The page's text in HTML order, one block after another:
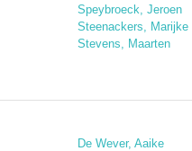
Speybroeck, Jeroen
Steenackers, Marijke
Stevens, Maarten
De Wever, Aaike